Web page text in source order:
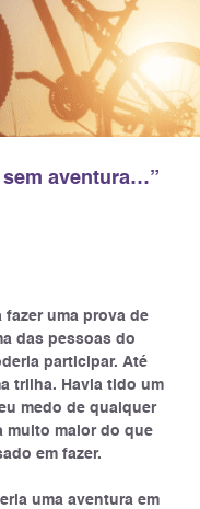
sem aventura…”
fazer uma prova de
das pessoas do
participar. Até
trilha. Havia tido um
medo de qualquer
muito maior do que
em fazer.
uma aventura em